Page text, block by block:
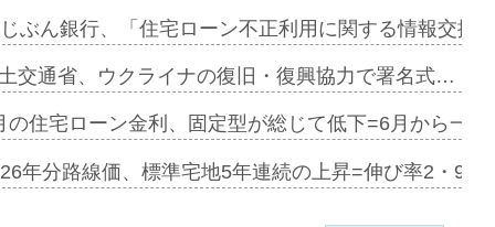
合型の賃…
ンカフェ…
協業=お互…
コリビング…
ぶん銀行、「住宅ローン不正利用に関する情報交換
交通省、ウクライナの復旧・復興協力で署名式…
の住宅ローン金利、固定型が総じて低下=6月から一
年分路線価、標準宅地5年連続の上昇=伸び率2・